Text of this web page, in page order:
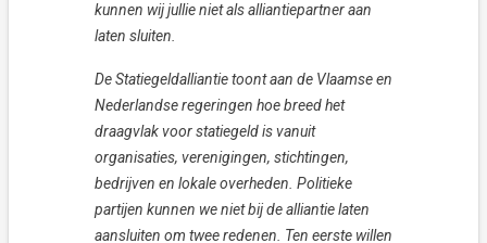
kunnen wij jullie niet als alliantiepartner aan
laten sluiten.
De Statiegeldalliantie toont aan de Vlaamse en
Nederlandse regeringen hoe breed het
draagvlak voor statiegeld is vanuit
organisaties, verenigingen, stichtingen,
bedrijven en lokale overheden. Politieke
partijen kunnen we niet bij de alliantie laten
aansluiten om twee redenen. Ten eerste willen